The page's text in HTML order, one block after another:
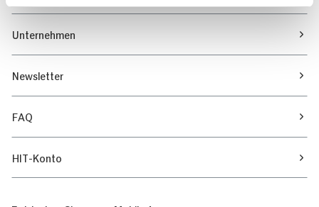
Unternehmen
Newsletter
FAQ
HIT-Konto